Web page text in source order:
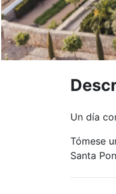
Un día
Tómese
Santa